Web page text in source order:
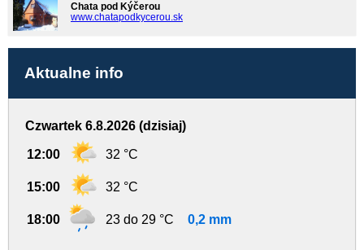
Chata pod Kýčerou
www.chatapodkycerou.sk
Aktualne info
Czwartek 6.8.2026 (dzisiaj)
12:00 32 °C
15:00 32 °C
18:00 23 do 29 °C 0,2 mm